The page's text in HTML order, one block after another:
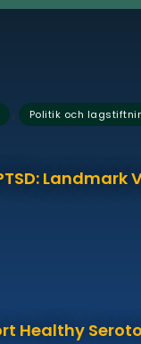
, Politik och
Landmark
Healthy